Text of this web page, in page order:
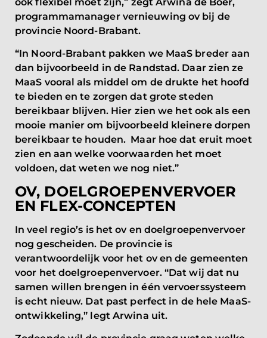
programmamanager vernieuwing ov bij de
provincie Noord-Brabant.
“In Noord-Brabant pakken we MaaS breder aan
dan bijvoorbeeld in de Randstad. Daar zien ze
MaaS vooral als middel om de drukte het hoofd
te bieden en te zorgen dat grote steden
bereikbaar blijven. Hier zien we het ook als een
mooie manier om bijvoorbeeld kleinere dorpen
bereikbaar te houden. Maar hoe dat eruit moet
zien en aan welke voorwaarden het moet
voldoen, dat weten we nog niet.”
OV, DOELGROEPENVERVOER
EN FLEX-CONCEPTEN
In veel regio’s is het ov en doelgroepenvervoer
nog gescheiden. De provincie is
verantwoordelijk voor het ov en de gemeenten
voor het doelgroepenvervoer. “Dat wij dat nu
samen willen brengen in één vervoerssysteem
is echt nieuw. Dat past perfect in de hele MaaS-
ontwikkeling,” legt Arwina uit.